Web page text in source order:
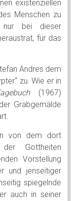
existenziellen
Menschen zu
nur bei dieser
für das
Andres dem
zu. Wie er in
(1967)
Grabgemälde
von dem dort
der Gottheiten
Vorstellung
und jenseitiger
spiegelnde
auch in seiner